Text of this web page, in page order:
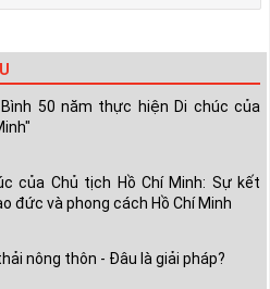
50 năm thực hiện Di chúc của
của Chủ tịch Hồ Chí Minh: Sự kết
đức và phong cách Hồ Chí Minh
nông thôn - Đâu là giải pháp?